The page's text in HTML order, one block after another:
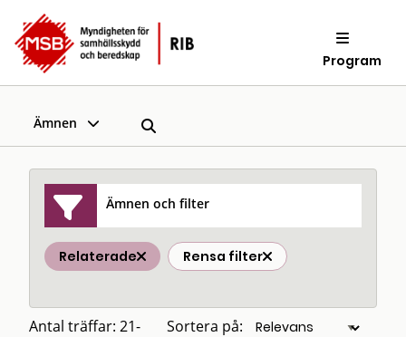
Program
Ämnen
Ämnen och filter
Relaterade Rensa filter
Antal träffar: 21-
Sortera på: